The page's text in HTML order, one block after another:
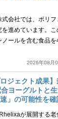
式会社では、ポリ
進めています。
ールを含む食品
2026年08月
ロジェクト成果
ヨーグルトと
」の可能性を
が展開する老